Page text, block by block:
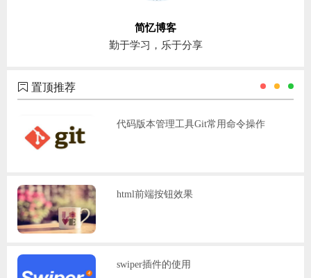
简忆博客
勤于学习，乐于分享
置顶推荐
代码版本管理工具Git常用命令操作
html前端按钮效果
swiper插件的使用